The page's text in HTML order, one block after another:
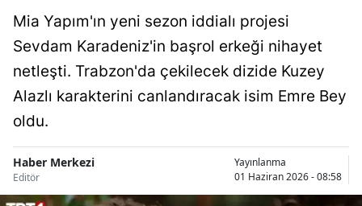
Antalya
Artvin
Aydın
Bilecik
Mia Yapım'ın yeni sezon iddialı projesi
Sevdam Karadeniz'in başrol erkeği nihayet
netleşti. Trabzon'da çekilecek dizide Kuzey
Alazlı karakterini canlandıracak isim Emre Bey
oldu.
Haber Merkezi
Editör
Yayınlanma
01 Haziran 2026 - 08:58